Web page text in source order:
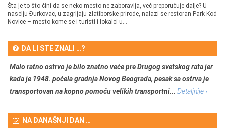
Šta je to što čini da se neko mesto ne zaboravlja, već preporučuje dalje? U
naselju Đurkovac, u zagrljaju zlatiborske prirode, nalazi se restoran Park Kod
Novice – mesto kome se i turisti i lokalci u...
DA LI STE ZNALI …?
Malo ratno ostrvo je bilo znatno veće pre Drugog svetskog rata jer
kada je 1948. počela gradnja Novog Beograda, pesak sa ostrva je
transportovan na kopno pomoću velikih transportni... Detaljnije ›
NA DANAŠNJI DAN …